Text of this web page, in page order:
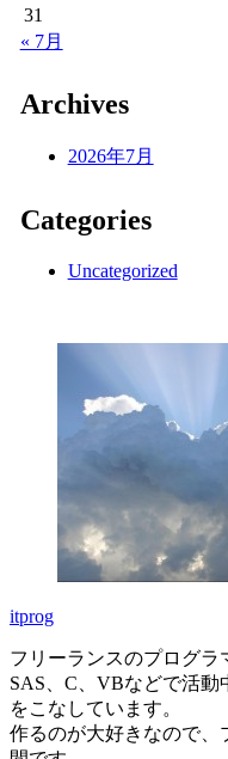
31
« 7月
Archives
2026年7月
Categories
Uncategorized
itprog
フリーランスのプログラ
SAS、C、VBなどで活
をこなしています。
作るのが大好きなので、